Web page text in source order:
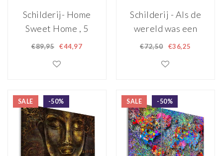
Schilderij- Home
Sweet Home , 5
Luik, 100x50cm
€89,95 €44,97
Schilderij - Als de
wereld was een
woestijn ,3-luik,
€72,50 €36,25
SALE -50% SALE -50%